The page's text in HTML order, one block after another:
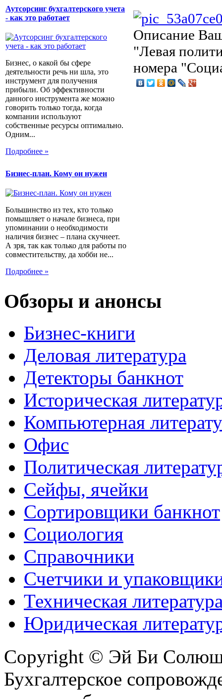
Аутсорсинг бухгалтерского учета
- как это работает
Бизнес, о какой бы сфере
деятельности речь ни шла, это
инструмент для получения
прибыли. Об эффективности
данного инструмента же можно
говорить только тогда, когда
компании используют
собственные ресурсы оптимально.
Одним...
Подробнее »
Бизнес-план. Кому он нужен
Большинство из тех, кто только
помышляет о начале бизнеса, при
упоминании о необходимости
наличия бизнес – плана скучнеет.
А зря, так как только для работы по
совместительству, да хобби не...
Подробнее »
Описание
"Левая
номера
Обзоры и анонсы
Бизнес-книги
Деловая литература
Детекторы банкнот
Историческая
Компьютерная
Офис
Политическая
Сейфы, ячейки
Сортировщики банкнот
Социология
Справочники
Счетчики и
Техническая
Юридическая
Copyright © Эй Би
Бухгалтерское